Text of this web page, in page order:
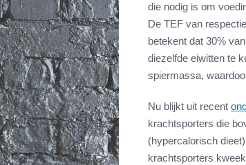
die nodig is om
De TEF van
betekent dat 30%
diezelfde eiwitten te
spiermassa,
Nu blijkt uit recent
krachtsporters die
(hypercalorisch
krachtsporters